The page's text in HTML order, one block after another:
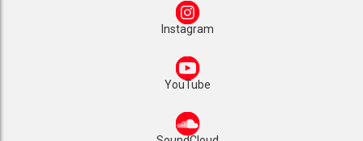
Instagram
YouTube